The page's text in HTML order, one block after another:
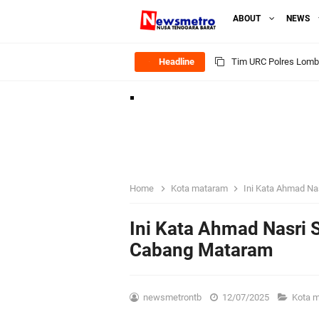
ABOUT NEWS
Headline Polsek Gunungsari
Samapta Polresta
Kapolsek
Sambut HUT RI ke-
Home Kota mataram Ini Kata Ahmad
Ini Kata Ahmad Nasri
Cabang Mataram
newsmetrontb 12/07/2025 Kota